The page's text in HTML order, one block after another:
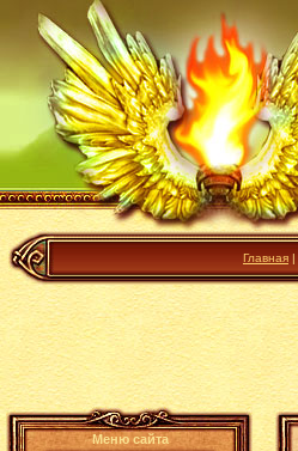
Главная |
Меню сайта